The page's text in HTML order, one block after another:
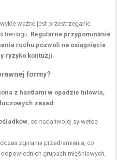
ważne jest przestrzeganie
treningu. Regularne przypominanie
ruchu pozwoli na osiągnięcie
ryzyko kontuzji.
formy?
z hantlami w opadzie tułowia,
zasad:
, co nada twojej sylwetce
zginania przedramienia, co
grupach mięśniowych,